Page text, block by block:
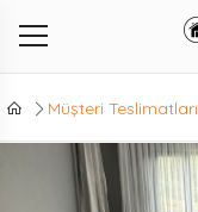
Müşteri Teslimatları